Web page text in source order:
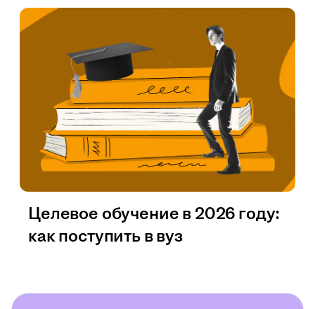
Целевое обучение в 2026 году:
как поступить в вуз